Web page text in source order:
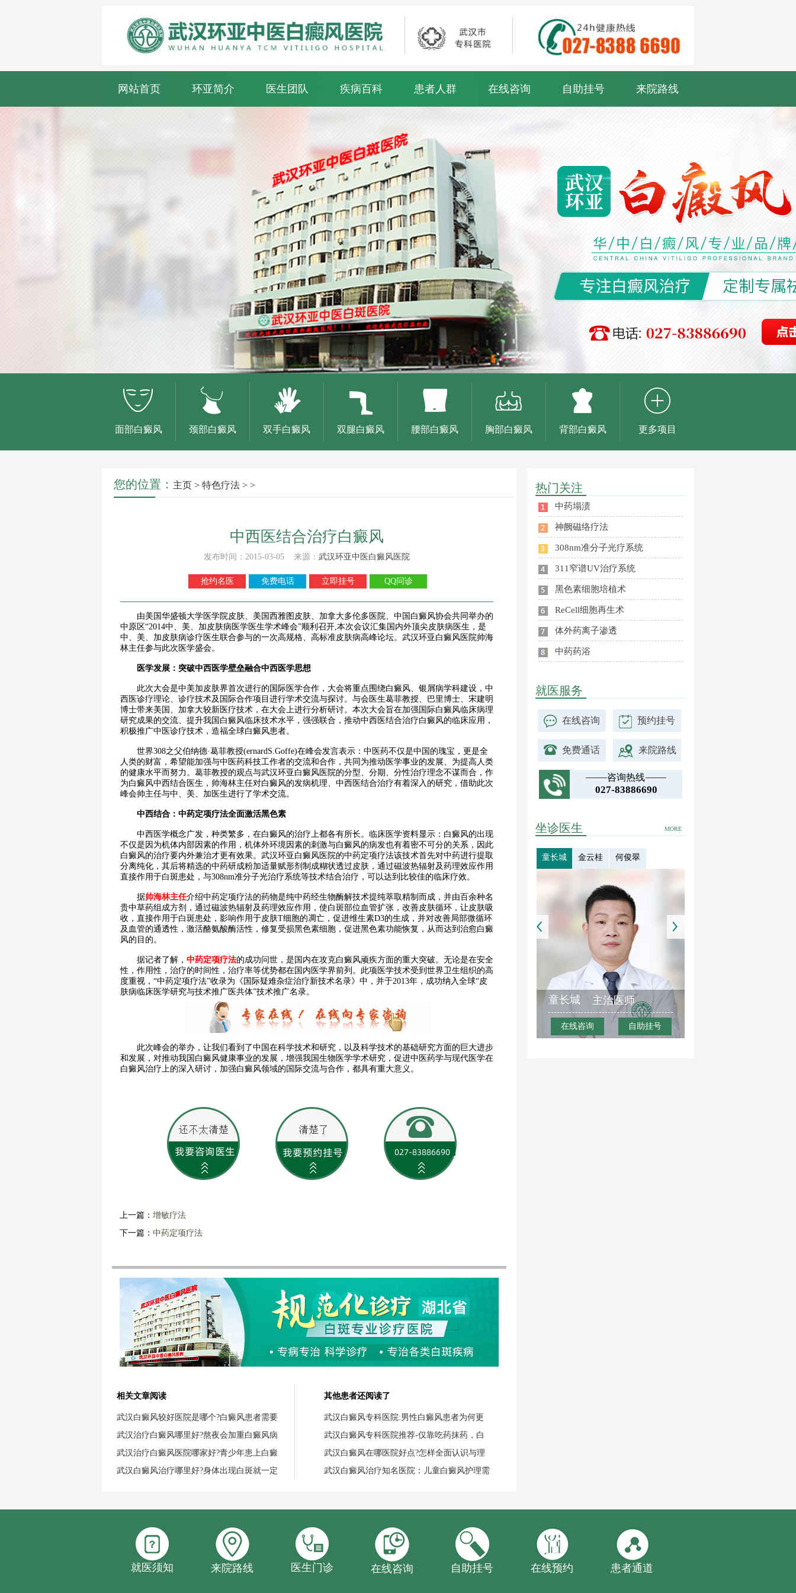
网站首页 环亚简介 医生团队 疾病百科 患者人群 在线咨询 自助挂号 来院路线
面部白癜风 颈部白癜风 双手白癜风 双腿白癜风 腰部白癜风 胸部白癜风 背部白癜风 更多项目
您的位置： 主页 > 特色疗法 > >
中西医结合治疗白癜风
发布时间：2015-03-05 来源： 武汉环亚中医白癜风医院
抢约名医 免费电话 立即挂号 QQ问诊
由美国华盛顿大学医学院皮肤、美国西雅图皮肤、加拿大多伦多医院、中国白癜风协会共同举办的
中原区“2014中、美、加皮肤病医学医生学术峰会”顺利召开,本次会议汇集国内外顶尖皮肤病医生，是
中、美、加皮肤病诊疗医生联合参与的一次高规格、高标准皮肤病高峰论坛。武汉环亚白癜风医院帅海
林主任参与此次医学盛会。
医学发展：突破中西医学壁垒融合中西医学思想
此次大会是中美加皮肤界首次进行的国际医学合作，大会将重点围绕白癜风、银屑病学科建设，中
西医诊疗理论、诊疗技术及国际合作项目进行学术交流与探讨。与会医生葛菲教授、巴里博士、宋建明
博士带来美国、加拿大较新医疗技术，在大会上进行分析研讨。本次大会旨在加强国际白癜风临床病理
研究成果的交流、提升我国白癜风临床技术水平，强强联合，推动中西医结合治疗白癜风的临床应用，
积极推广中医诊疗技术，造福全球白癜风患者。
世界308之父伯纳德·葛菲教授(ernardS.Goffe)在峰会发言表示：中医药不仅是中国的瑰宝，更是全
人类的财富，希望能加强与中医药科技工作者的交流和合作，共同为推动医学事业的发展、为提高人类
的健康水平而努力。葛菲教授的观点与武汉环亚白癜风医院的分型、分期、分性治疗理念不谋而合，作
为白癜风中西结合医生，帅海林主任对白癜风的发病机理、中西医结合治疗有着深入的研究，借助此次
峰会帅主任与中、美、加医生进行了学术交流。
中西结合：中药定项疗法全面激活黑色素
中西医学概念广发，种类繁多，在白癜风的治疗上都各有所长。临床医学资料显示：白癜风的出现
不仅是因为机体内部因素的作用，机体外环境因素的刺激与白癜风的病发也有着密不可分的关系，因此
白癜风的治疗要内外兼治才更有效果。武汉环亚白癜风医院的中药定项疗法该技术首先对中药进行提取
分离纯化，其后将精选的中药研成粉加适量赋形剂制成糊状透过皮肤，通过磁波热辐射及药理效应作用
直接作用于白斑患处，与308nm准分子光治疗系统等技术结合治疗，可以达到比较佳的临床疗效。
据帅海林主任介绍中药定项疗法的药物是纯中药经生物酶解技术提纯萃取精制而成，并由百余种名
贵中草药组成方剂，通过磁波热辐射及药理效应作用，使白斑部位血管扩张，改善皮肤循环，让皮肤吸
收，直接作用于白斑患处，影响作用于皮肤T细胞的凋亡，促进维生素D3的生成，并对改善局部微循环
及血管的通透性，激活酪氨酸酶活性，修复受损黑色素细胞，促进黑色素功能恢复，从而达到治愈白癜
风的目的。
据记者了解， 中药定项疗法的成功问世，是国内在攻克白癜风顽疾方面的重大突破。无论是在安全
性，作用性，治疗的时间性，治疗率等优势都在国内医学界前列。此项医学技术受到世界卫生组织的高
度重视，“中药定项疗法”收录为《国际疑难杂症治疗新技术名录》中，并于2013年，成功纳入全球“皮
肤病临床医学研究与技术推广医共体”技术推广名录。
此次峰会的举办，让我们看到了中国在科学技术和研究，以及科学技术的基础研究方面的巨大进步
和发展，对推动我国白癜风健康事业的发展，增强我国生物医学学术研究，促进中医药学与现代医学在
白癜风治疗上的深入研讨，加强白癜风领域的国际交流与合作，都具有重大意义。
上一篇： 增敏疗法
下一篇： 中药定项疗法
相关文章阅读
武汉白癜风较好医院是哪个?白癜风患者需要
武汉治疗白癜风哪里好?熬夜会加重白癜风病
武汉治疗白癜风医院哪家好?青少年患上白癜
武汉白癜风治疗哪里好?身体出现白斑就一定
其他患者还阅读了
武汉白癜风专科医院:男性白癜风患者为何更
武汉白癜风专科医院推荐-仅靠吃药抹药，白
武汉白癜风在哪医院好点?怎样全面认识与理
武汉白癜风治疗知名医院：儿童白癜风护理需
热门关注
中药塌渍
神阙磁络疗法
308nm准分子光疗系统
311窄谱UV治疗系统
黑色素细胞培植术
ReCell细胞再生术
体外药离子渗透
中药药浴
就医服务
在线咨询 预约挂号
免费通话 来院路线
咨询热线
027-83886690
MORE
坐诊医生
童长城 金云桂 何俊翠
童长城 主治医师
在线咨询 自助挂号
就医须知 来院路线 医生门诊 在线咨询 自助挂号 在线预约 患者通道